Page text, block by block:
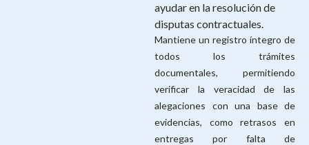
ayudar en la resolución de
disputas contractuales.
Mantiene un registro íntegro de
todos los trámites
documentales, permitiendo
verificar la veracidad de las
alegaciones con una base de
evidencias, como retrasos en
entregas por falta de